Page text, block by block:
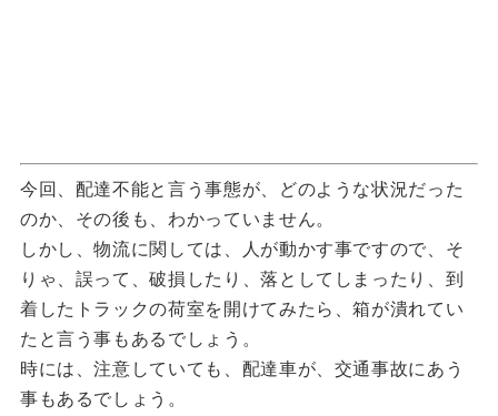
今回、配達不能と言う事態が、どのような状況だった
のか、その後も、わかっていません。
しかし、物流に関しては、人が動かす事ですので、そ
りゃ、誤って、破損したり、落としてしまったり、到
着したトラックの荷室を開けてみたら、箱が潰れてい
たと言う事もあるでしょう。
時には、注意していても、配達車が、交通事故にあう
事もあるでしょう。